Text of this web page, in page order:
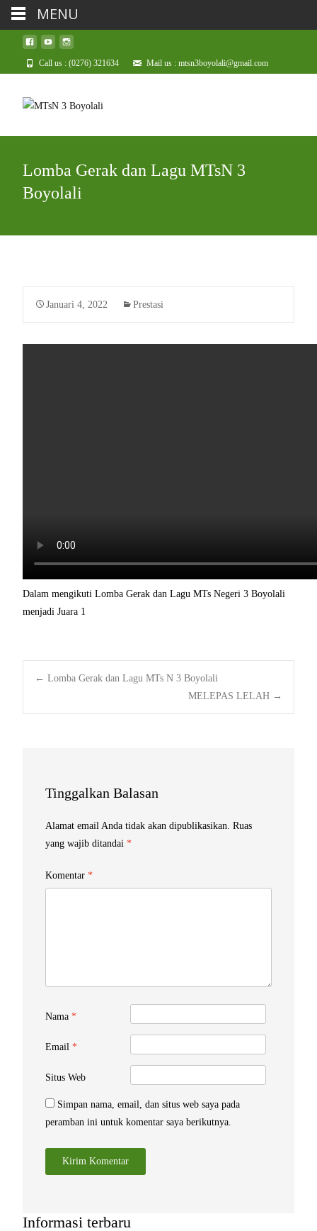
Call us : (0276) 321634 Mail us : mtsn3boyolali@gmail.com
Lomba Gerak dan Lagu MTsN 3
Boyolali
Januari 4, 2022 Prestasi
Dalam mengikuti Lomba Gerak dan Lagu MTs Negeri 3 Boyolali
menjadi Juara 1
Post
← Lomba Gerak dan Lagu MTs N 3 Boyolali
MELEPAS LELAH →
Tinggalkan Balasan
Alamat email Anda tidak akan dipublikasikan. Ruas
yang wajib ditandai *
Komentar *
Nama *
Email *
Situs Web
Simpan nama, email, dan situs web saya pada
peramban ini untuk komentar saya berikutnya.
Informasi terbaru
MENU